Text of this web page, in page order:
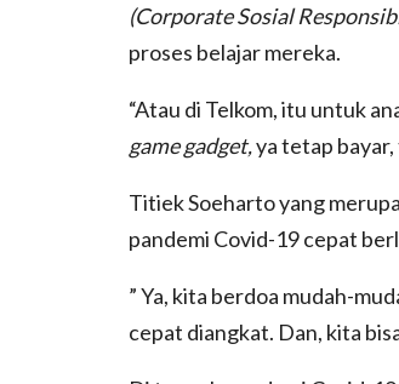
(Corporate Sosial
proses belajar mereka.
“Atau di Telkom, itu untuk
game gadget,ya tetap
Titiek Soeharto yang
pandemi Covid-19 cepat
” Ya, kita berdoa mudah-
cepat diangkat. Dan, kita